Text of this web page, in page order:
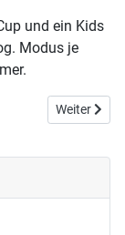
und ein Kids
Modus je
Nächster
Weiter